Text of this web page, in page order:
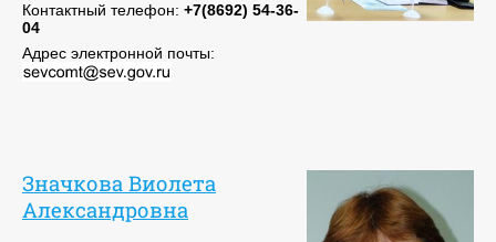
Контактный телефон: +7(8692) 54-36-
04
Адрес электронной почты:
Значкова Виолета
Александровна